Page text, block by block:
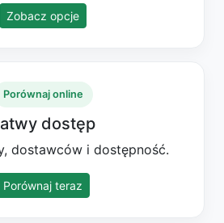
Zobacz opcje
Porównaj online
dostęp
dostawców i dostępność.
Porównaj teraz